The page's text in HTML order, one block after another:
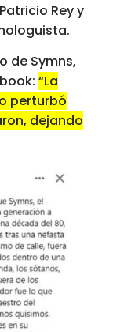
Rey y
de Symns,
“La
perturbó
dejando